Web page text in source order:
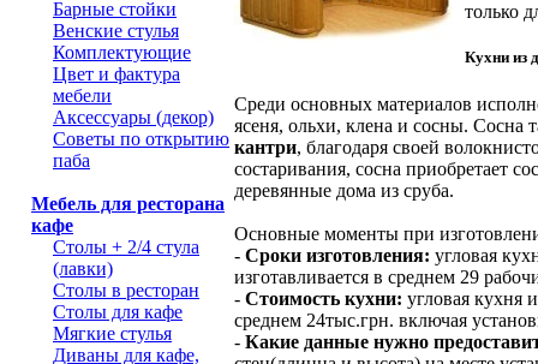
Барные стойки
Венские стулья
Комплектующие
Цвет и фактура
мебели
Аксессуары (декор)
Советы по открытию
паба
Мебель для ресторана
кафе
Столы + 2/4 стула
(лавки)
Столы в ресторан
Столы для кафе
Мягкие стулья
Диваны для кафе,
только
Кухни из
Среди основных материалов
ясеня, ольхи, клена и сосны. Сосна
кантри, благодаря своей
состаривания, сосна приобретает
деревянные дома из сруба.
Основные моменты при
- Сроки изготовления: угловая
изготавливается в среднем 29
- Стоимость кухни: угловая кухня
среднем 24тыс.грн. включая
- Какие данные нужно